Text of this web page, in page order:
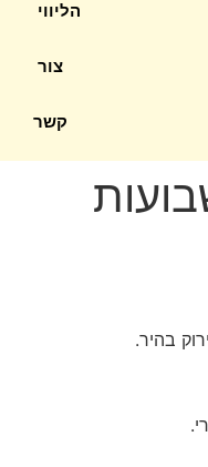
הליווי
צור
קשר
בהיר.
.